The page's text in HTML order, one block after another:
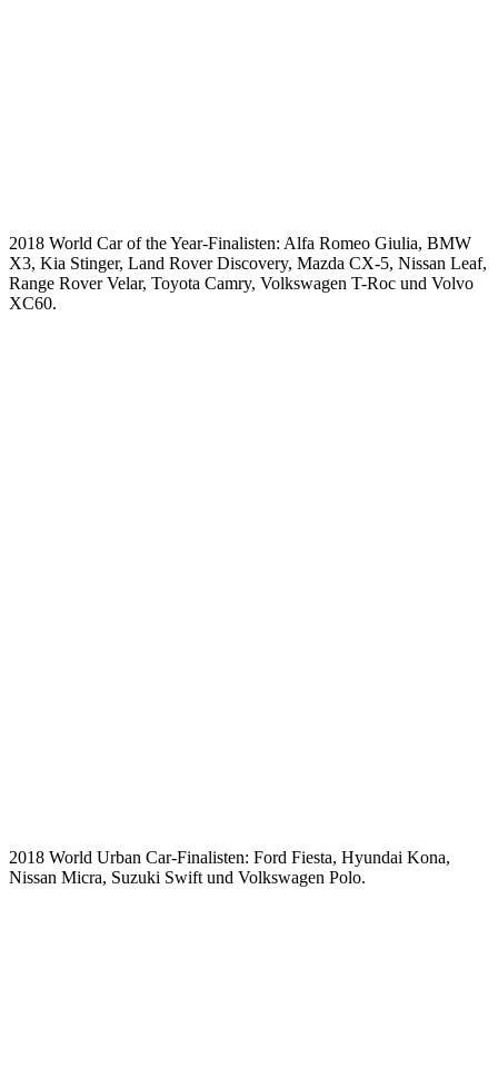
2018 World Car of the Year-Finalisten: Alfa Romeo Giulia, BMW
X3, Kia Stinger, Land Rover Discovery, Mazda CX-5, Nissan Leaf,
Range Rover Velar, Toyota Camry, Volkswagen T-Roc und Volvo
XC60.
2018 World Urban Car-Finalisten: Ford Fiesta, Hyundai Kona,
Nissan Micra, Suzuki Swift und Volkswagen Polo.